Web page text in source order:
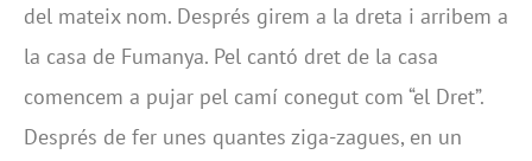
del mateix nom. Després girem a la dreta i arribem a
la casa de Fumanya. Pel cantó dret de la casa
comencem a pujar pel camí conegut com “el Dret”.
Després de fer unes quantes ziga-zagues, en un